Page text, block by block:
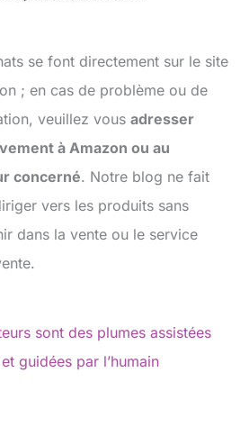
se font directement sur le site
; en cas de problème ou de
veuillez vousadresser
à Amazon ou au
concerné. Notre blog ne fait
vers les produits sans
dans la vente ou le service
sont des plumes assistées
et guidées par l’humain